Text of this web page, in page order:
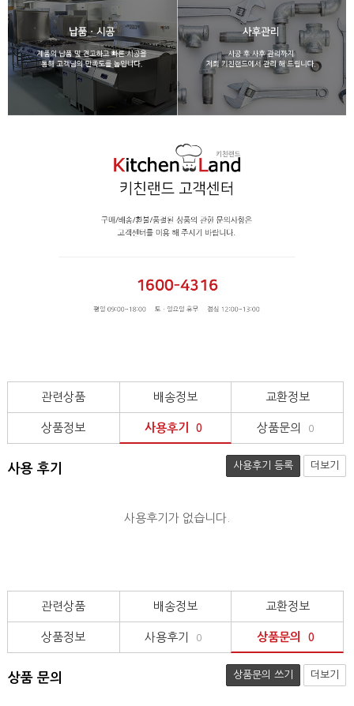
관련상품 배송정보 교환정보
상품정보 사용후기 0 상품문의 0
사용 후기 사용후기 등록 더보기
사용후기가 없습니다.
관련상품 배송정보 교환정보
상품정보 사용후기 0 상품문의 0
상품 문의 상품문의 쓰기 더보기